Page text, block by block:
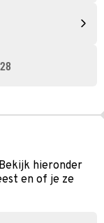
hieronder
en of je ze